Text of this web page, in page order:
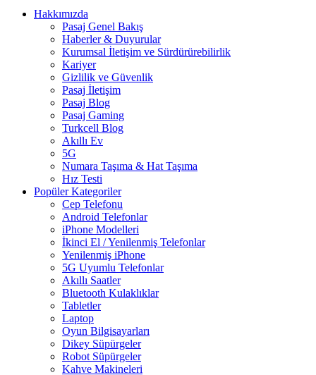
Hakkımızda
Pasaj Genel Bakış
Haberler & Duyurular
Kurumsal İletişim ve Sürdürürebilirlik
Kariyer
Gizlilik ve Güvenlik
Pasaj İletişim
Pasaj Blog
Pasaj Gaming
Turkcell Blog
Akıllı Ev
5G
Numara Taşıma & Hat Taşıma
Hız Testi
Popüler Kategoriler
Cep Telefonu
Android Telefonlar
iPhone Modelleri
İkinci El / Yenilenmiş Telefonlar
Yenilenmiş iPhone
5G Uyumlu Telefonlar
Akıllı Saatler
Bluetooth Kulaklıklar
Tabletler
Laptop
Oyun Bilgisayarları
Dikey Süpürgeler
Robot Süpürgeler
Kahve Makineleri